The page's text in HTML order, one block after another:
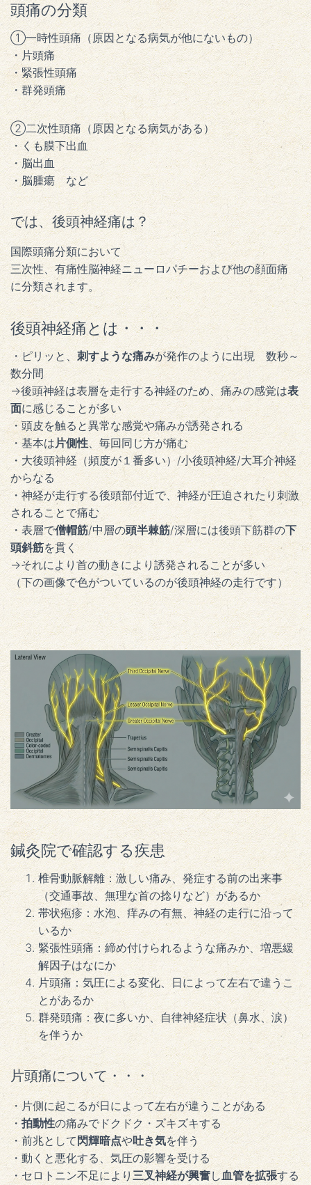
頭痛の分類
①一時性頭痛（原因となる病気が他にないもの）
・片頭痛
・緊張性頭痛
・群発頭痛
②二次性頭痛（原因となる病気がある）
・くも膜下出血
・脳出血
・脳腫瘍 など
では、後頭神経痛は？
国際頭痛分類において
三次性、有痛性脳神経ニューロパチーおよび他の顔面痛
に分類されます。
後頭神経痛とは・・・
・ピリッと、 刺すような痛みが発作のように出現 数秒～
数分間
→後頭神経は表層を走行する神経のため、痛みの感覚は表
面に感じることが多い
・頭皮を触ると異常な感覚や痛みが誘発される
・基本は片側性、毎回同じ方が痛む
・大後頭神経（頻度が１番多い）/小後頭神経/大耳介神経
からなる
・神経が走行する後頭部付近で、神経が圧迫されたり刺激
されることで痛む
・表層で僧帽筋/中層の頭半棘筋/深層には後頭下筋群の下
頭斜筋を貫く
→それにより首の動きにより誘発されることが多い
（下の画像で色がついているのが後頭神経の走行です）
鍼灸院で確認する疾患
椎骨動脈解離：激しい痛み、発症する前の出来事
（交通事故、無理な首の捻りなど）があるか
帯状疱疹：水泡、痒みの有無、神経の走行に沿って
いるか
緊張性頭痛：締め付けられるような痛みか、増悪緩
解因子はなにか
片頭痛：気圧による変化、日によって左右で違うこ
とがあるか
群発頭痛：夜に多いか、自律神経症状（鼻水、涙）
を伴うか
片頭痛について・・・
・片側に起こるが日によって左右が違うことがある
・拍動性の痛みでドクドク・ズキズキする
・前兆として 閃輝暗点や吐き気を伴う
・動くと悪化する、気圧の影響を受ける
・セロトニン不足により三叉神経が興奮し血管を拡張する